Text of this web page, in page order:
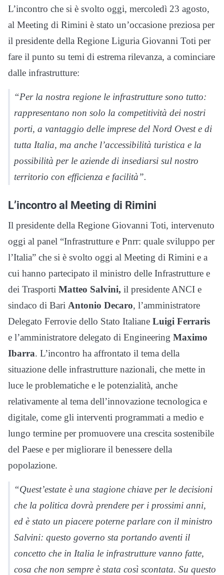
L’incontro che si è svolto oggi, mercoledì 23 agosto,
al Meeting di Rimini è stato un’occasione preziosa per
il presidente della Regione Liguria Giovanni Toti per
fare il punto su temi di estrema rilevanza, a cominciare
dalle infrastrutture:
“Per la nostra regione le infrastrutture sono tutto:
rappresentano non solo la competitività dei nostri
porti, a vantaggio delle imprese del Nord Ovest e di
tutta Italia, ma anche l’accessibilità turistica e la
possibilità per le aziende di insediarsi sul nostro
territorio con efficienza e facilità”.
L’incontro al Meeting di Rimini
Il presidente della Regione Giovanni Toti, intervenuto
oggi al panel “Infrastrutture e Pnrr: quale sviluppo per
l’Italia” che si è svolto oggi al Meeting di Rimini e a
cui hanno partecipato il ministro delle Infrastrutture e
dei Trasporti Matteo Salvini, il presidente ANCI e
sindaco di Bari Antonio Decaro, l’amministratore
Delegato Ferrovie dello Stato Italiane Luigi Ferraris
e l’amministratore delegato di Engineering Maximo
Ibarra. L’incontro ha affrontato il tema della
situazione delle infrastrutture nazionali, che mette in
luce le problematiche e le potenzialità, anche
relativamente al tema dell’innovazione tecnologica e
digitale, come gli interventi programmati a medio e
lungo termine per promuovere una crescita sostenibile
del Paese e per migliorare il benessere della
popolazione.
“Quest’estate è una stagione chiave per le decisioni
che la politica dovrà prendere per i prossimi anni,
ed è stato un piacere poterne parlare con il ministro
Salvini: questo governo sta portando aventi il
concetto che in Italia le infrastrutture vanno fatte,
cosa che non sempre è stata così scontata. Su questo